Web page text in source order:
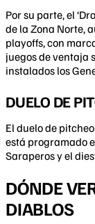
Por su parte, el
de la Zona Norte,
playoffs, con
juegos de ventaja
instalados los
DUELO DE
El duelo de
está programado
Saraperos y el
DÓNDE
DIABLOS